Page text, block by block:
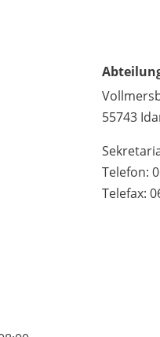
55743
Telefon:
Telefax: